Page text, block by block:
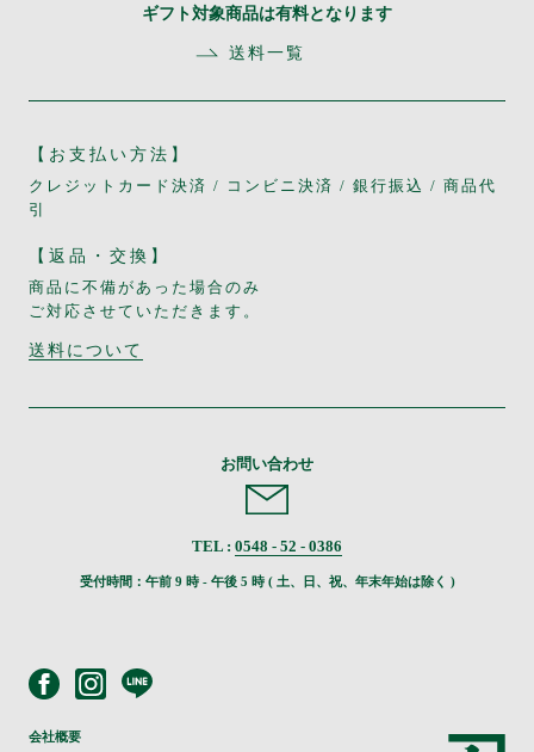
ギフト対象商品は有料となります
送料一覧
【お支払い方法】
クレジットカード決済 / コンビニ決済 / 銀行振込 / 商品代
引
【返品・交換】
商品に不備があった場合のみ
ご対応させていただきます。
送料について
お問い合わせ
TEL : 0548 - 52 - 0386
受付時間：午前 9 時 - 午後 5 時 ( 土、日、祝、年末年始は除く )
会社概要